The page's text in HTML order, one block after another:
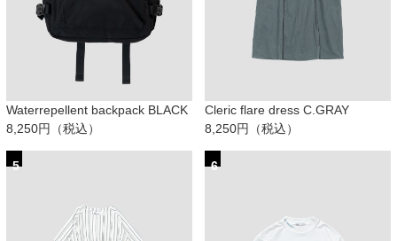
Waterrepellent backpack BLACK
8,250円（税込）
Cleric flare dress C.GRAY
8,250円（税込）
5 6